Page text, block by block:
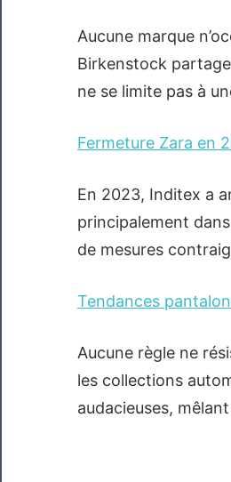
Aucune marque
Birkenstock
ne se limite pas à
Fermeture Zara en
En 2023, Inditex a
principalement
de mesures
Tendances
Aucune règle ne
les collections
audacieuses,